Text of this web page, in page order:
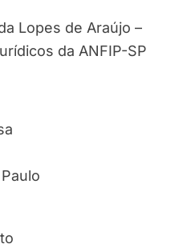
Lopes de Araújo –
da ANFIP-SP